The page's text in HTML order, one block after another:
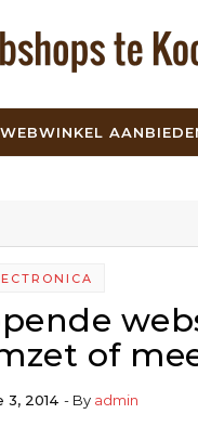
WEBWINKEL
of
3, 2014 - By admin